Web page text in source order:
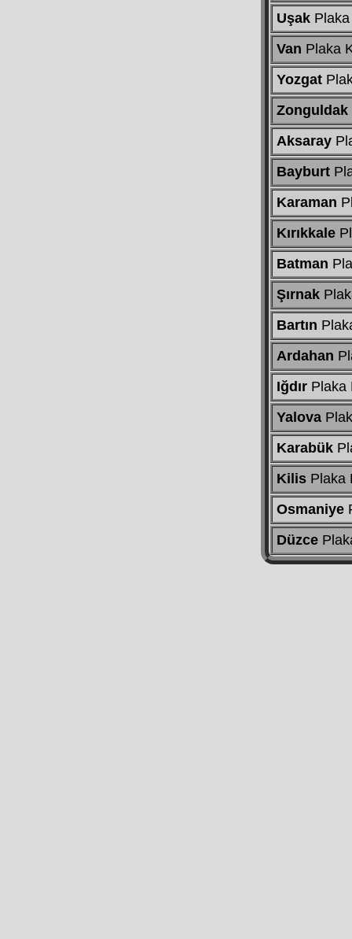
Uşak
Van Plaka
Yozgat
Zonguldak
Aksaray
Bayburt
Karaman
Kırıkkale
Batman
Şırnak
Bartın
Ardahan
Iğdır Plaka
Yalova
Karabük
Kilis Plaka
Osmaniye
Düzce